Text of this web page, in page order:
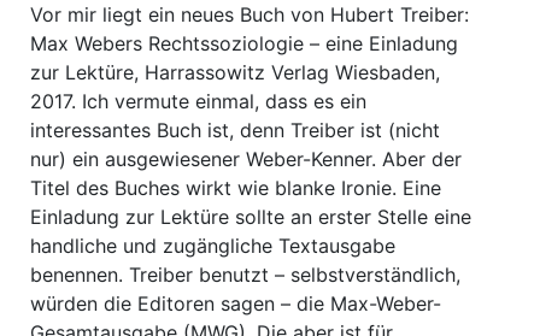
Vor mir liegt ein neues Buch von Hubert Treiber:
Max Webers Rechtssoziologie – eine Einladung
zur Lektüre, Harrassowitz Verlag Wiesbaden,
2017. Ich vermute einmal, dass es ein
interessantes Buch ist, denn Treiber ist (nicht
nur) ein ausgewiesener Weber-Kenner. Aber der
Titel des Buches wirkt wie blanke Ironie. Eine
Einladung zur Lektüre sollte an erster Stelle eine
handliche und zugängliche Textausgabe
benennen. Treiber benutzt – selbstverständlich,
würden die Editoren sagen – die Max-Weber-